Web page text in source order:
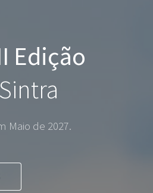
Edição
Maio de 2027.